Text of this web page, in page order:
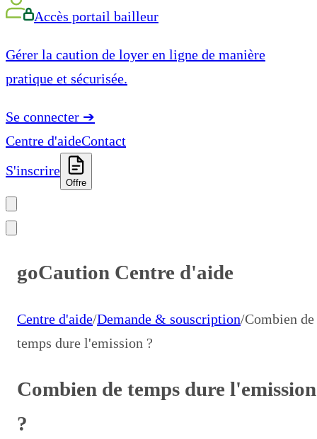
Accès portail bailleur
Gérer la caution de loyer en ligne de manière
pratique et sécurisée.
Se connecter ➔
Centre d'aideContact
S'inscrire
Offre
goCaution Centre d'aide
Centre d'aide/Demande & souscription/Combien de
temps dure l'emission ?
Combien de temps dure l'emission
?